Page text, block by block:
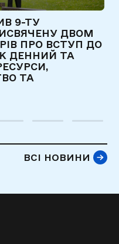
9-ТУ
ДВОМ
ПРО ВСТУП ДО
ДЕННИЙ ТА
ТА
ВСІ НОВИНИ